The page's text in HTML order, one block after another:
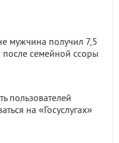
мужчина получил 7,5
после семейной ссоры
пользователей
на «Госуслугах»